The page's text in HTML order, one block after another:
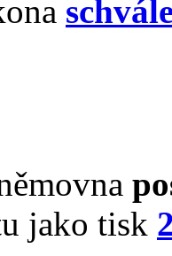
jako tisk